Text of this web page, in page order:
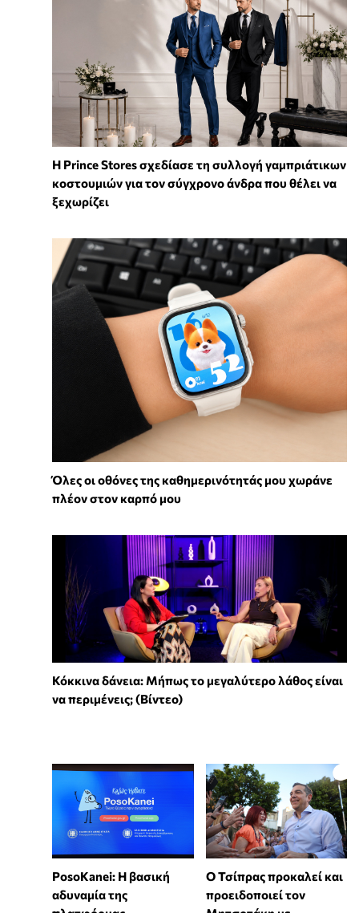
Η Prince Stores σχεδίασε τη συλλογή γαμπριάτικων
κοστουμιών για τον σύγχρονο άνδρα που θέλει να
ξεχωρίζει
Όλες οι οθόνες της καθημερινότητάς μου χωράνε
πλέον στον καρπό μου
Κόκκινα δάνεια: Μήπως το μεγαλύτερο λάθος είναι
να περιμένεις; (Βίντεο)
PosoKanei: Η βασική
αδυναμία της
Ο Τσίπρας προκαλεί και
προειδοποιεί τον